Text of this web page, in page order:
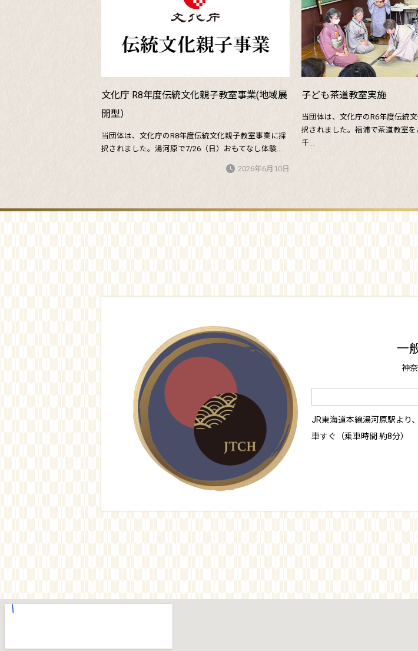
文化庁 R8年度伝統文化親子教室事業(地域展
開型）
当団体は、文化庁のR8年度伝統文化親子教室事業に採
択されました。湯河原で7/26（日）おもてなし体験...
2026年6月10日
子ども茶道教室実施
当団体は、文化庁のR6年度伝統
択されました。福浦で茶道教室
千...
一
神
JR東海道本線湯河原駅より
車すぐ（乗車時間 約8分）